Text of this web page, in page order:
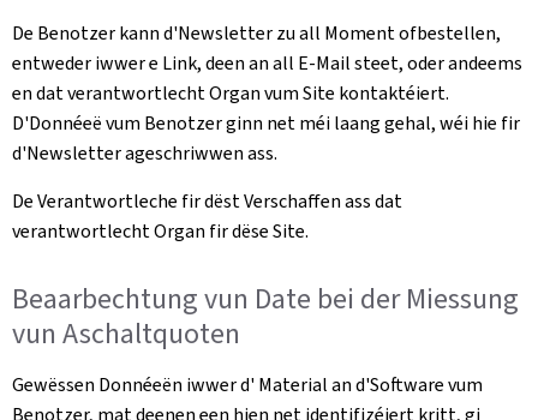
De Benotzer kann d'Newsletter zu all Moment ofbestellen,
entweder iwwer e Link, deen an all E-Mail steet, oder andeems
en dat verantwortlecht Organ vum Site kontaktéiert.
D'Donnéeë vum Benotzer ginn net méi laang gehal, wéi hie fir
d'Newsletter ageschriwwen ass.
De Verantwortleche fir dëst Verschaffen ass dat
verantwortlecht Organ fir dëse Site.
Beaarbechtung vun Date bei der Miessung
vun Aschaltquoten
Gewëssen Donnéeën iwwer d' Material an d'Software vum
Benotzer, mat deenen een hien net identifizéiert kritt, gi